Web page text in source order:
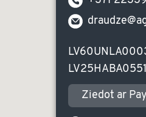
Ziedot ar